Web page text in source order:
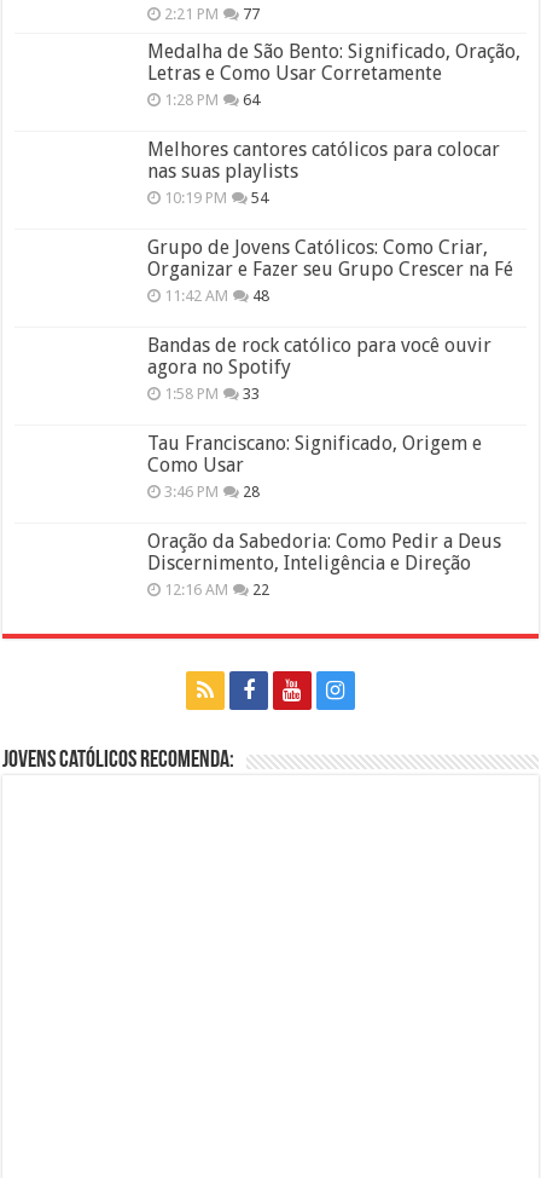
2:21 PM 77
Medalha de São Bento: Significado, Oração,
Letras e Como Usar Corretamente
1:28 PM 64
Melhores cantores católicos para colocar
nas suas playlists
10:19 PM 54
Grupo de Jovens Católicos: Como Criar,
Organizar e Fazer seu Grupo Crescer na Fé
11:42 AM 48
Bandas de rock católico para você ouvir
agora no Spotify
1:58 PM 33
Tau Franciscano: Significado, Origem e
Como Usar
3:46 PM 28
Oração da Sabedoria: Como Pedir a Deus
Discernimento, Inteligência e Direção
12:16 AM 22
Jovens Católicos Recomenda: